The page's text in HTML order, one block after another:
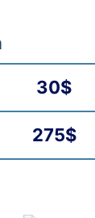
30$
275$